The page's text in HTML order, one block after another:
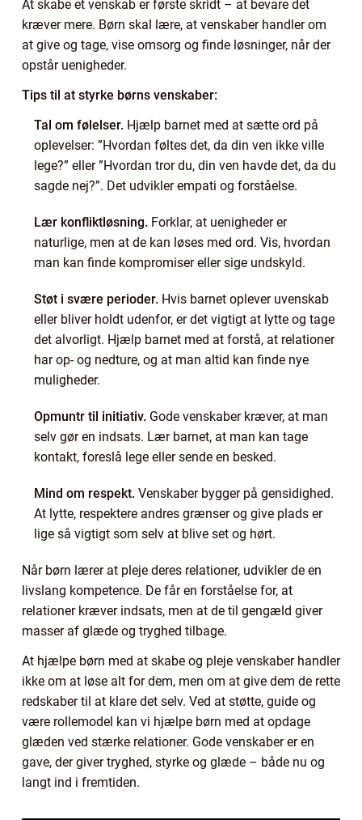
At skabe et venskab er første skridt – at bevare det
kræver mere. Børn skal lære, at venskaber handler om
at give og tage, vise omsorg og finde løsninger, når der
opstår uenigheder.
Tips til at styrke børns venskaber:
Tal om følelser. Hjælp barnet med at sætte ord på
oplevelser: ”Hvordan føltes det, da din ven ikke ville
lege?” eller ”Hvordan tror du, din ven havde det, da du
sagde nej?”. Det udvikler empati og forståelse.
Lær konfliktløsning. Forklar, at uenigheder er
naturlige, men at de kan løses med ord. Vis, hvordan
man kan finde kompromiser eller sige undskyld.
Støt i svære perioder. Hvis barnet oplever uvenskab
eller bliver holdt udenfor, er det vigtigt at lytte og tage
det alvorligt. Hjælp barnet med at forstå, at relationer
har op- og nedture, og at man altid kan finde nye
muligheder.
Opmuntr til initiativ. Gode venskaber kræver, at man
selv gør en indsats. Lær barnet, at man kan tage
kontakt, foreslå lege eller sende en besked.
Mind om respekt. Venskaber bygger på gensidighed.
At lytte, respektere andres grænser og give plads er
lige så vigtigt som selv at blive set og hørt.
Når børn lærer at pleje deres relationer, udvikler de en
livslang kompetence. De får en forståelse for, at
relationer kræver indsats, men at de til gengæld giver
masser af glæde og tryghed tilbage.
At hjælpe børn med at skabe og pleje venskaber handler
ikke om at løse alt for dem, men om at give dem de rette
redskaber til at klare det selv. Ved at støtte, guide og
være rollemodel kan vi hjælpe børn med at opdage
glæden ved stærke relationer. Gode venskaber er en
gave, der giver tryghed, styrke og glæde – både nu og
langt ind i fremtiden.